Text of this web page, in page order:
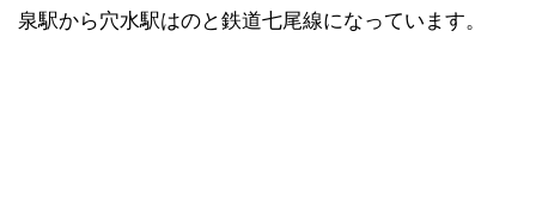
泉駅から穴水駅はのと鉄道七尾線になっています。